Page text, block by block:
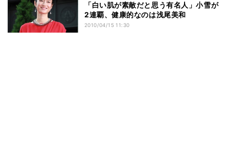
「白い肌が素敵だと思う有名人」小雪が
2連覇、健康的なのは浅尾美和
2010/04/15 11:30